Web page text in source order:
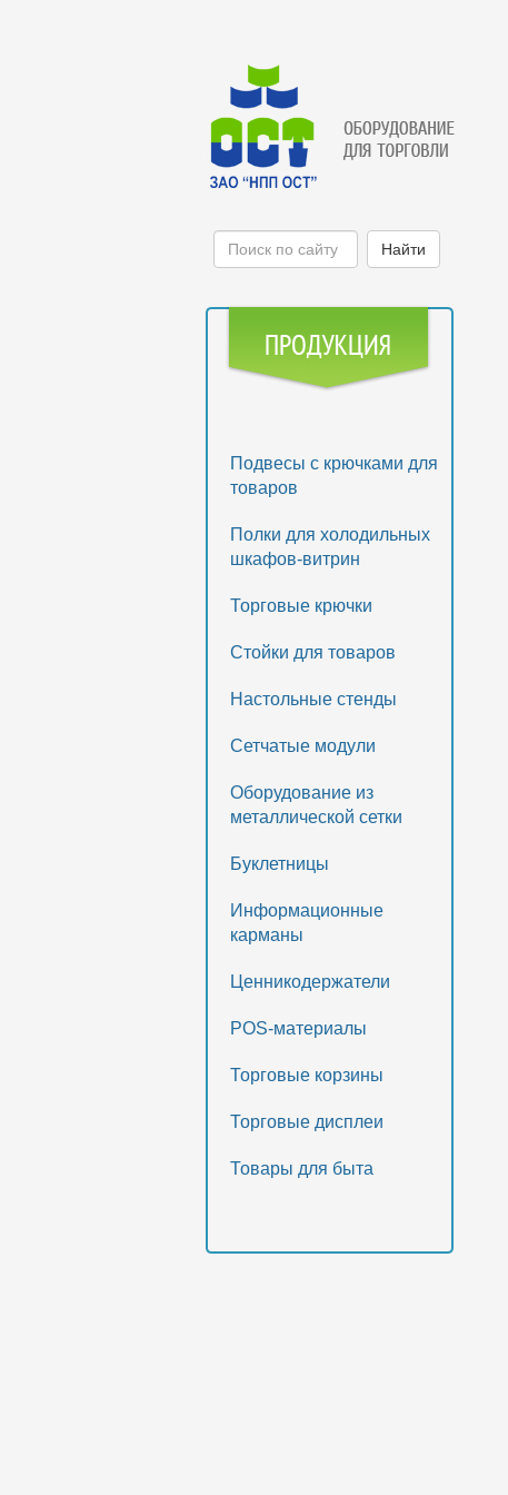
Подвесы с крючками для
товаров
Полки для холодильных
шкафов-витрин
Торговые крючки
Стойки для товаров
Настольные стенды
Сетчатые модули
Оборудование из
металлической сетки
Буклетницы
Информационные
карманы
Ценникодержатели
POS-материалы
Торговые корзины
Торговые дисплеи
Товары для быта